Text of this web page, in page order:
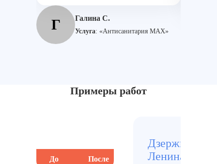
Г Галина С.
Услуга: «Антисанитария MAX»
Примеры работ
До После
Ленина